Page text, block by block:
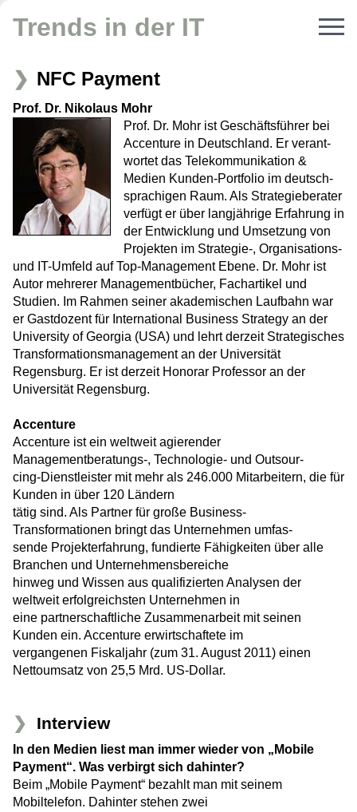
Trends in der IT
NFC Payment
Prof. Dr. Nikolaus Mohr
Prof. Dr. Mohr ist Geschäftsführer bei
Accenture in Deutschland. Er ver­ant­
wortet das Telekommunikation &
Medien Kunden-Portfolio im deutsch­
sprachigen Raum. Als Strategieberater
verfügt er über langjährige Erfah­rung in
der Entwicklung und Umsetzung von
Projekten im Strategie-, Organi­sations-
und IT-Umfeld auf Top-Management Ebene. Dr. Mohr ist
Autor mehrerer Managementbücher, Fachartikel und
Studien. Im Rahmen seiner akademischen Laufbahn war
er Gastdozent für International Business Strategy an der
University of Georgia (USA) und lehrt derzeit Strategisches
Transformationsmanagement an der Universität
Regensburg. Er ist derzeit Honorar Professor an der
Universität Regensburg.
Accenture
Accenture ist ein weltweit agierender
Managementberatungs-, Technologie- und Outsour-
cing-Dienstleister mit mehr als 246.000 Mitarbeitern, die für
Kunden in über 120 Ländern
tätig sind. Als Partner für große Business-
Transformationen bringt das Unternehmen umfas-
sende Projekterfahrung, fundierte Fähigkeiten über alle
Branchen und Unternehmensbereiche
hinweg und Wissen aus qualifizierten Analysen der
weltweit erfolgreichsten Unternehmen in
eine partnerschaftliche Zusammenarbeit mit seinen
Kunden ein. Accenture erwirtschaftete im
vergangenen Fiskaljahr (zum 31. August 2011) einen
Nettoumsatz von 25,5 Mrd. US-Dollar.
Interview
In den Medien liest man immer wieder von „Mobile
Payment“. Was verbirgt sich dahinter?
Beim „Mobile Payment“ bezahlt man mit seinem
Mobiltelefon. Dahinter stehen zwei